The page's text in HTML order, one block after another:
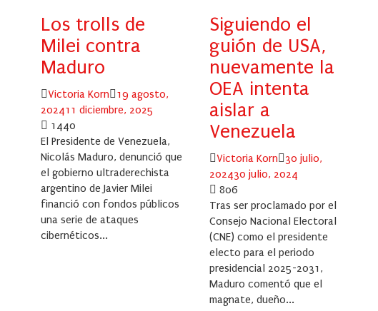
Los trolls de
Milei contra
Maduro
Author
Victoria Korn
Posted
on
19 agosto,
202411 diciembre, 2025
1440
El Presidente de Venezuela,
Nicolás Maduro, denunció que
el gobierno ultraderechista
argentino de Javier Milei
financió con fondos públicos
una serie de ataques
cibernéticos...
Siguiendo el
guión de USA,
nuevamente la
OEA intenta
aislar a
Venezuela
Author
Victoria Korn
Posted
on
30 julio,
202430 julio, 2024
806
Tras ser proclamado por el
Consejo Nacional Electoral
(CNE) como el presidente
electo para el periodo
presidencial 2025-2031,
Maduro comentó que el
magnate, dueño...